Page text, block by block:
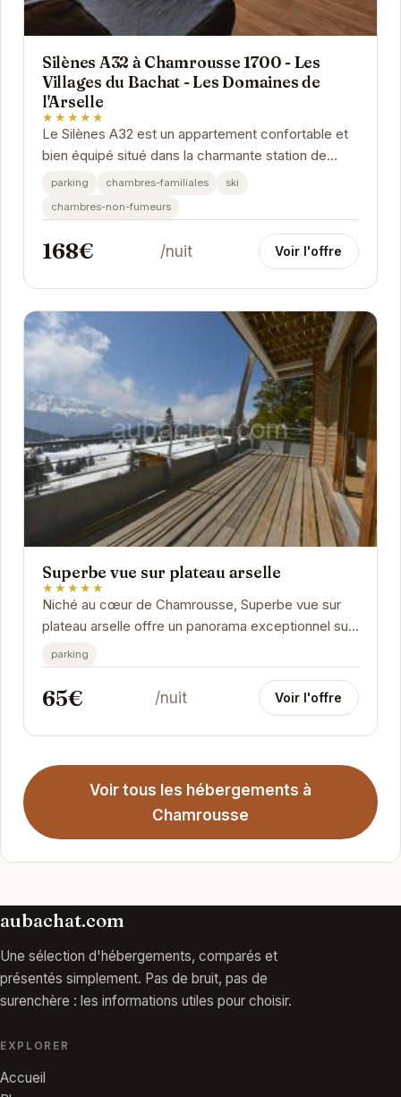
Silènes A32 à Chamrousse 1700 - Les
Villages du Bachat - Les Domaines de
l'Arselle
★★★★★
Le Silènes A32 est un appartement confortable et
bien équipé situé dans la charmante station de
Chamrousse 1700. Idéal pour les familles et les...
parking chambres-familiales
ski
chambres-non-fumeurs
168€ /nuit Voir l'offre
Superbe vue sur plateau arselle
★★★★★
Niché au cœur de Chamrousse, Superbe vue sur
plateau arselle offre un panorama exceptionnel sur
le Plateau d'Arselle. Cet hébergement
confortable...
parking
65€ /nuit Voir l'offre
Voir tous les hébergements à
Chamrousse
aubachat.com
Une sélection d'hébergements, comparés et
présentés simplement. Pas de bruit, pas de
surenchère : les informations utiles pour choisir.
EXPLORER
Accueil